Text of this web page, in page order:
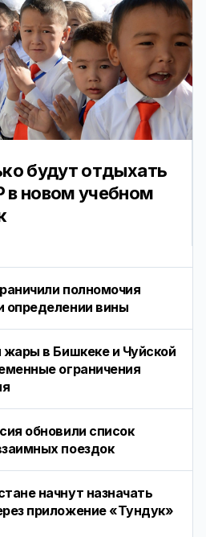
будут отдыхать
в новом учебном
полномочия
определении вины
жары в Бишкеке и Чуйской
ограничения
обновили список
поездок
начнут назначать
приложение «Тундук»